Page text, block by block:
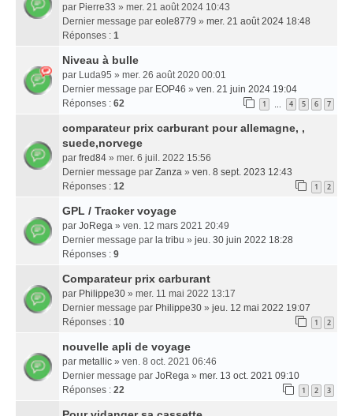
par Pierre33 » mer. 21 août 2024 10:43
Dernier message par eole8779 » mer. 21 août 2024 18:48
Réponses : 1
Niveau à bulle
par Luda95 » mer. 26 août 2020 00:01
Dernier message par EOP46 » ven. 21 juin 2024 19:04
Réponses : 62 1 4 5 6 7
comparateur prix carburant pour allemagne, ,
suede,norvege
par fred84 » mer. 6 juil. 2022 15:56
Dernier message par Zanza » ven. 8 sept. 2023 12:43
Réponses : 12 1 2
GPL / Tracker voyage
par JoRega » ven. 12 mars 2021 20:49
Dernier message par la tribu » jeu. 30 juin 2022 18:28
Réponses : 9
Comparateur prix carburant
par Philippe30 » mer. 11 mai 2022 13:17
Dernier message par Philippe30 » jeu. 12 mai 2022 19:07
Réponses : 10 1 2
nouvelle apli de voyage
par metallic » ven. 8 oct. 2021 06:46
Dernier message par JoRega » mer. 13 oct. 2021 09:10
Réponses : 22 1 2 3